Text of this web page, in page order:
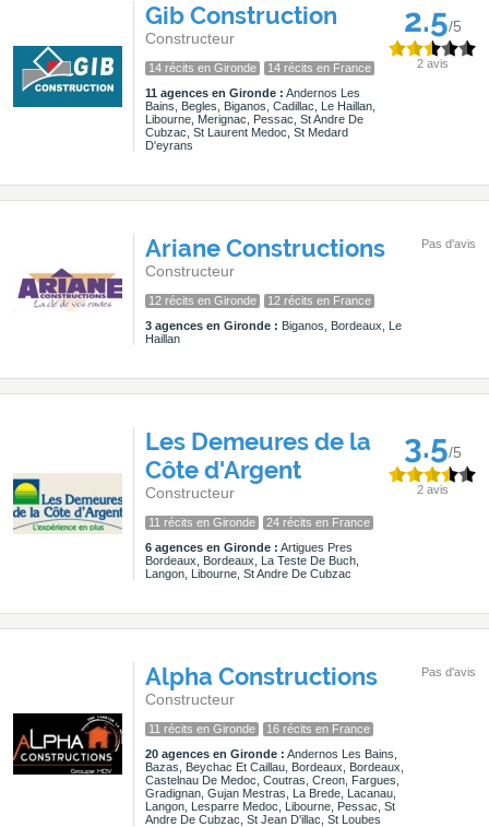
Gib Construction
Constructeur
14 récits en Gironde
14 récits en France
11 agences en Gironde : Andernos Les
Bains, Begles, Biganos, Cadillac, Le Haillan,
Libourne, Merignac, Pessac, St Andre De
Cubzac, St Laurent Medoc, St Medard
D'eyrans
2.5/5
2 avis
Ariane Constructions
Constructeur
12 récits en Gironde
12 récits en France
3 agences en Gironde : Biganos, Bordeaux, Le
Haillan
Pas d'avis
Les Demeures de la
Côte d'Argent
Constructeur
11 récits en Gironde
24 récits en France
6 agences en Gironde : Artigues Pres
Bordeaux, Bordeaux, La Teste De Buch,
Langon, Libourne, St Andre De Cubzac
3.5/5
2 avis
Alpha Constructions
Constructeur
11 récits en Gironde
16 récits en France
20 agences en Gironde : Andernos Les Bains,
Bazas, Beychac Et Caillau, Bordeaux, Bordeaux,
Castelnau De Medoc, Coutras, Creon, Fargues,
Gradignan, Gujan Mestras, La Brede, Lacanau,
Langon, Lesparre Medoc, Libourne, Pessac, St
Andre De Cubzac, St Jean D'illac, St Loubes
Pas d'avis